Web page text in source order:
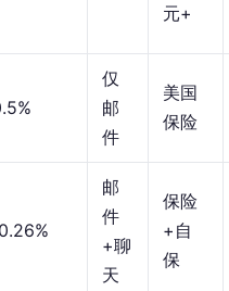
元+
仅
邮
件
美国
保险
邮
件
+聊
天
保险
+自
保